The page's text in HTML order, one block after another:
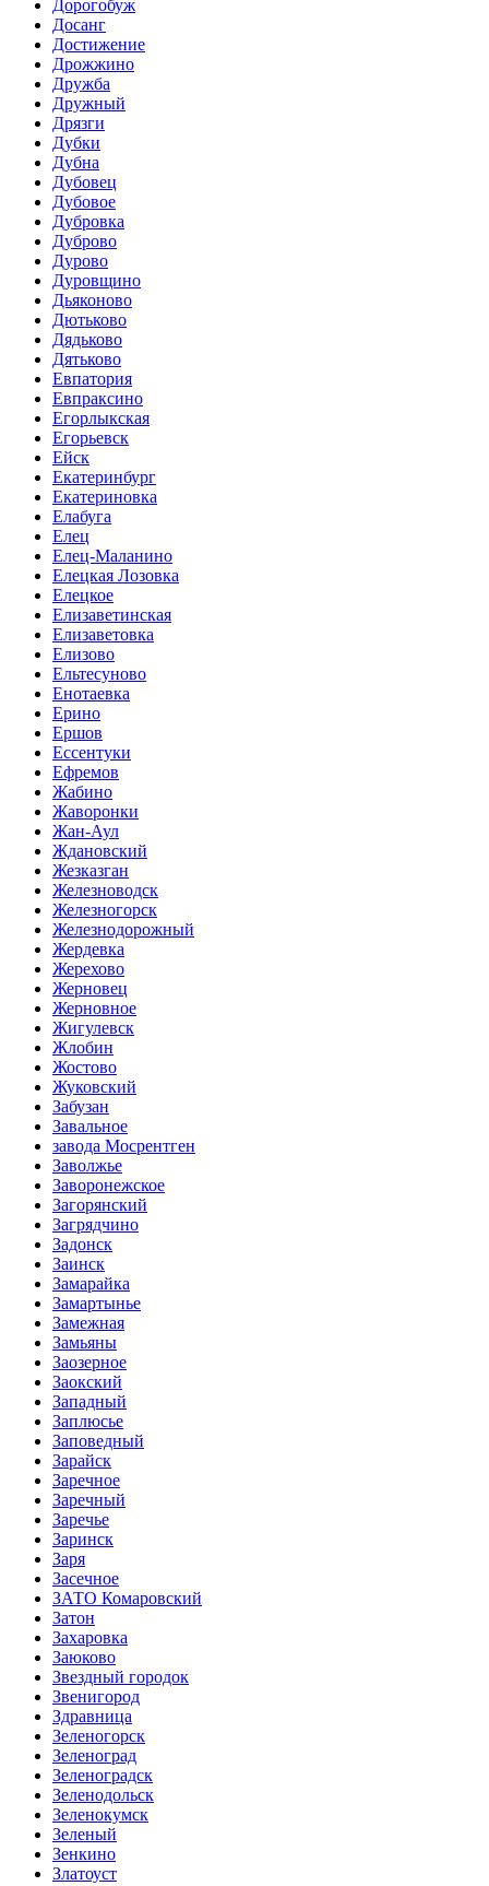
Дорогобуж
Досанг
Достижение
Дрожжино
Дружба
Дружный
Дрязги
Дубки
Дубна
Дубовец
Дубовое
Дубровка
Дуброво
Дурово
Дуровщино
Дьяконово
Дютьково
Дядьково
Дятьково
Евпатория
Евпраксино
Егорлыкская
Егорьевск
Ейск
Екатеринбург
Екатериновка
Елабуга
Елец
Елец-Маланино
Елецкая Лозовка
Елецкое
Елизаветинская
Елизаветовка
Елизово
Ельтесуново
Енотаевка
Ерино
Ершов
Ессентуки
Ефремов
Жабино
Жаворонки
Жан-Аул
Ждановский
Жезказган
Железноводск
Железногорск
Железнодорожный
Жердевка
Жерехово
Жерновец
Жерновное
Жигулевск
Жлобин
Жостово
Жуковский
Забузан
Завальное
завода Мосрентген
Заволжье
Заворонежское
Загорянский
Загрядчино
Задонск
Заинск
Замарайка
Замартынье
Замежная
Замьяны
Заозерное
Заокский
Западный
Заплюсье
Заповедный
Зарайск
Заречное
Заречный
Заречье
Заринск
Заря
Засечное
ЗАТО Комаровский
Затон
Захаровка
Заюково
Звездный городок
Звенигород
Здравница
Зеленогорск
Зеленоград
Зеленоградск
Зеленодольск
Зеленокумск
Зеленый
Зенкино
Златоуст